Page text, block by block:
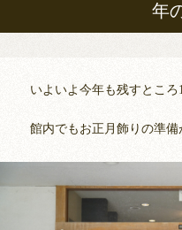
年
いよいよ今年も残すところ
館内でもお正月飾りの準備